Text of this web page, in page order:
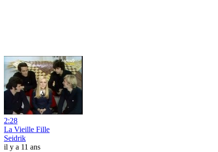
2:28
La Vieille Fille
Seidrik
il y a 11 ans